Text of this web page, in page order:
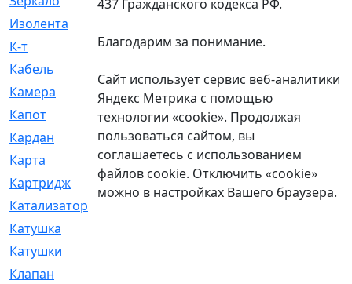
Изолента
К-т
[13]
Кабель
Камера
[4]
Капот
[144]
Кардан
[131]
Карта
[2]
Картридж
[250]
Катализатор
Катушка
Катушки
Клапан
437 Гражданского кодекса РФ.
Благодарим за понимание.
Сайт использует сервис веб-аналитики
Яндекс Метрика с помощью
технологии «cookie». Продолжая
пользоваться сайтом, вы
соглашаетесь с использованием
файлов cookie. Отключить «cookie»
можно в настройках Вашего браузера.